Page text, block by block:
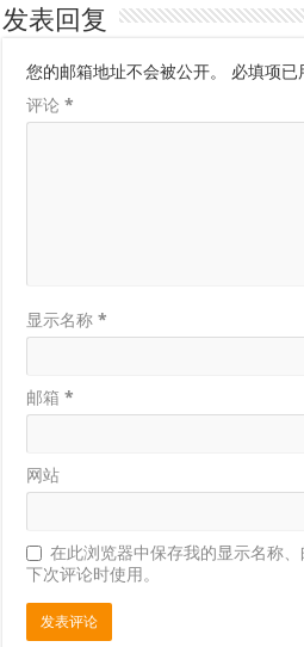
发表回复
您的邮箱地址不会被公开。 必填项
评论*
显示名称*
邮箱*
网站
在此浏览器中保存我的显示名称
下次评论时使用。